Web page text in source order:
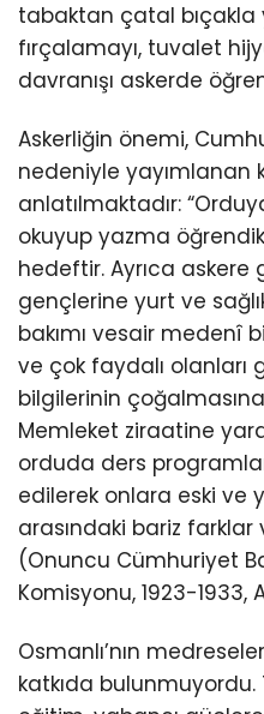
tabaktan çatal bıçakla
fırçalamayı, tuvalet
davranışı askerde
Askerliğin önemi,
nedeniyle yayımlanan
anlatılmaktadır:
okuyup yazma
hedeftir. Ayrıca
gençlerine yurt ve
bakımı vesair medenî
ve çok faydalı olanları
bilgilerinin
Memleket ziraatine
orduda ders
edilerek onlara eski ve
arasındaki bariz farklar
(Onuncu Cümhuriyet
Komisyonu, 1923-1933,
Osmanlı’nın
katkıda